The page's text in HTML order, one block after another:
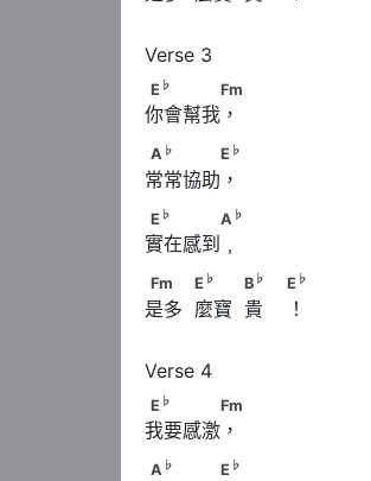
E♭ Fm
E ♭ Fm
你會幫我，
A♭ E
A ♭ E ♭
常常協助，
E♭ A
E ♭ A ♭
實在感到﹐
Fm　　            E♭
Fm E ♭ B ♭ E ♭
是多  麼寶  貴    ！
E♭ Fm
E ♭ Fm
我要感激，
A♭ E
A ♭ E ♭